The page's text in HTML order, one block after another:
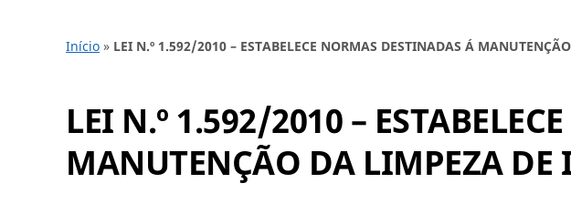
Início » LEI N.º 1.592/2010 – ESTABELECE NORMAS DESTINADAS Á
LEI N.º 1.592/2010 –
MANUTENÇÃO DA LIMPEZA DE